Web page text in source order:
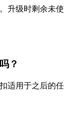
升级时剩余未使
？
适用于之后的任